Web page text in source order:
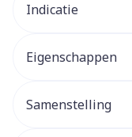
Indicatie
Eigenschappen
Samenstelling